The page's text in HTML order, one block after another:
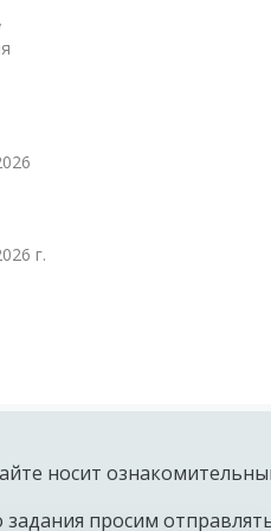
г.
носит
просим